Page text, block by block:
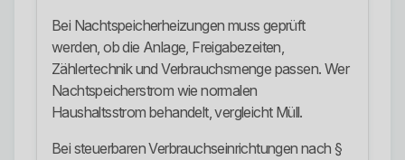
Bei Nachtspeicherheizungen muss geprüft
werden, ob die Anlage, Freigabezeiten,
Zählertechnik und Verbrauchsmenge passen. Wer
Nachtspeicherstrom wie normalen
Haushaltsstrom behandelt, vergleicht Müll.
Bei steuerbaren Verbrauchseinrichtungen nach §